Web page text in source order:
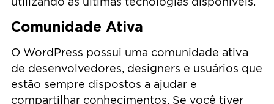
Comunidade Ativa
O WordPress possui uma comunidade ativa
de desenvolvedores, designers e usuários que
estão sempre dispostos a ajudar e
compartilhar conhecimentos. Se você tiver